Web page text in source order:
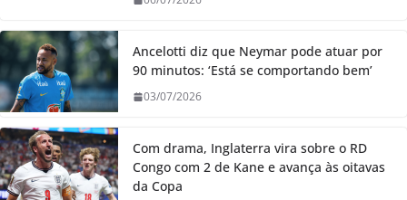
Ancelotti diz que Neymar pode atuar por
90 minutos: ‘Está se comportando bem’
03/07/2026
Com drama, Inglaterra vira sobre o RD
Congo com 2 de Kane e avança às oitavas
da Copa